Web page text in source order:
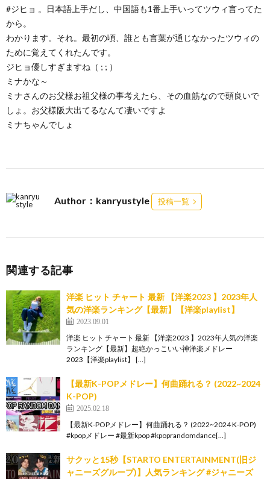
#ジヒョ 。日本語上手だし、中国語も1番上手いってツウィ言ってた
から。
わかります。それ。最初の頃、誰とも言葉が通じなかったツウィの
ために覚えてくれたんです。
ジヒョ優しすぎますね（ ; ; ）
ミナかな～
ミナさんのお父様お祖父様の事考えたら、その血筋なので頭良いで
しょ。お父様阪大出てるなんて凄いですよ
ミナちゃんでしょ
Author：kanryustyle 投稿一覧
関連する記事
洋楽 ヒット チャート 最新 【洋楽2023 】2023年人
気の洋楽ランキング【最新】【洋楽playlist】
2023.09.01
洋楽 ヒット チャート 最新 【洋楽2023 】2023年人気の洋楽
ランキング【最新】超絶かっこいい神洋楽メドレー
2023【洋楽playlist】 […]
【最新K-POPメドレー】何曲踊れる？ (2022~2024
K-POP)
2025.02.18
【最新K-POPメドレー】何曲踊れる？ (2022~2024 K-POP)
#kpopメドレー #最新kpop #kpoprandomdance[…]
サクッと15秒【STARTO ENTERTAINMENT(旧ジ
ャニーズグループ)】人気ランキング #ジャニーズ